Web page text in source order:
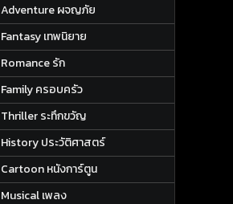
Adventure ผจญภัย
Fantasy เทพนิยาย
Romance รัก
Family ครอบครัว
Thriller ระทึกขวัญ
History ประวัติศาสตร์
Cartoon หนังการ์ตูน
Musical เพลง